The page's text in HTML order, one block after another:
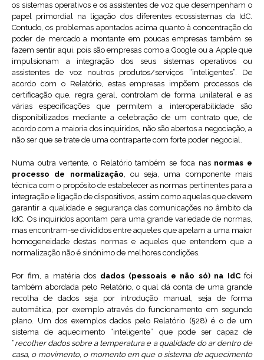
os sistemas operativos e os assistentes de voz que desempenham o
papel primordial na ligação dos diferentes ecossistemas da IdC.
Contudo, os problemas apontados acima quanto à concentração do
poder de mercado a montante em poucas empresas também se
fazem sentir aqui, pois são empresas como a Google ou a Apple que
impulsionam a integração dos seus sistemas operativos ou
assistentes de voz noutros produtos/serviços “inteligentes”. De
acordo com o Relatório, estas empresas impõem processos de
certificação que, regra geral, controlam de forma unilateral e as
várias especificações que permitem a interoperabilidade são
disponibilizados mediante a celebração de um contrato que, de
acordo com a maioria dos inquiridos, não são abertos a negociação, a
não ser que se trate de uma contraparte com forte poder negocial.
Numa outra vertente, o Relatório também se foca nas normas e
processo de normalização, ou seja, uma componente mais
técnica com o propósito de estabelecer as normas pertinentes para a
integração e ligação de dispositivos, assim como aquelas que devem
garantir a qualidade e segurança das comunicações no âmbito da
IdC. Os inquiridos apontam para uma grande variedade de normas,
mas encontram-se divididos entre aqueles que apelam a uma maior
homogeneidade destas normas e aqueles que entendem que a
normalização não é sinónimo de melhores condições.
Por fim, a matéria dos dados (pessoais e não só) na IdCfoi
também abordada pelo Relatório, o qual dá conta de uma grande
recolha de dados seja por introdução manual, seja de forma
automática, por exemplo através do funcionamento em segundo
plano. Um dos exemplos dados pelo Relatório (§28) é o de um
sistema de aquecimento “inteligente” que pode ser capaz de
“recolher dados sobre a temperatura e a qualidade do ar dentro de
casa, o movimento, o momento em que o sistema de aquecimento